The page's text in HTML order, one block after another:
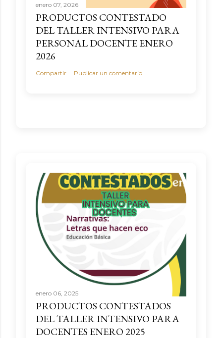
enero 07, 2026
PRODUCTOS CONTESTADO
DEL TALLER INTENSIVO PARA
PERSONAL DOCENTE ENERO
2026
Compartir Publicar un comentario
enero 06, 2025
PRODUCTOS CONTESTADOS
DEL TALLER INTENSIVO PARA
DOCENTES ENERO 2025